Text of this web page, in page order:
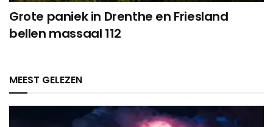
Grote paniek in Drenthe en Friesland
bellen massaal 112
MEEST GELEZEN